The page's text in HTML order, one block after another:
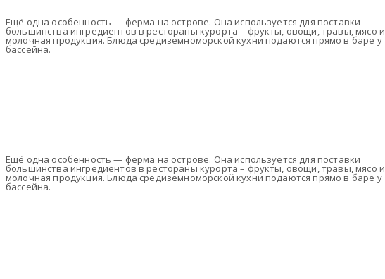
Ещё одна особенность — ферма на острове. Она используется для поставки
большинства ингредиентов в рестораны курорта – фрукты, овощи, травы, мясо и
молочная продукция. Блюда средиземноморской кухни подаются прямо в баре у
бассейна.
Ещё одна особенность — ферма на острове. Она используется для поставки
большинства ингредиентов в рестораны курорта – фрукты, овощи, травы, мясо и
молочная продукция. Блюда средиземноморской кухни подаются прямо в баре у
бассейна.